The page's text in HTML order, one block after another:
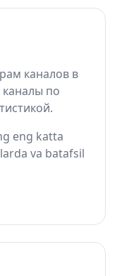
каналов в
каналы по
eng katta
va batafsil